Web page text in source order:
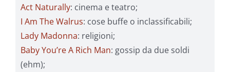
Act Naturally: cinema e teatro;
I Am The Walrus: cose buffe o inclassificabili;
Lady Madonna: religioni;
Baby You’re A Rich Man: gossip da due soldi
(ehm);